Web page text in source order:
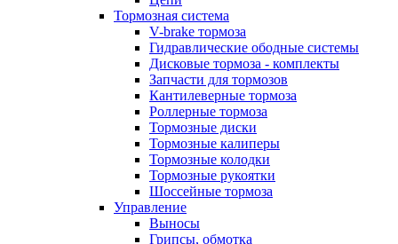
Тормозная система
V-brake тормоза
Гидравлические ободные системы
Дисковые тормоза - комплекты
Запчасти для тормозов
Кантилеверные тормоза
Роллерные тормоза
Тормозные диски
Тормозные калиперы
Тормозные колодки
Тормозные рукоятки
Шоссейные тормоза
Управление
Выносы
Грипсы, обмотка